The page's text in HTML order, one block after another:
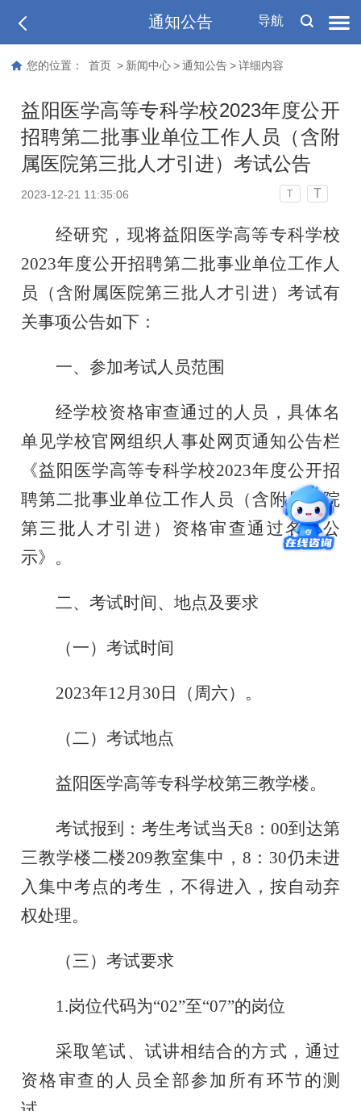
导航
通知公告
您的位置： 首页 > 新闻中心 > 通知公告 > 详细内容
益阳医学高等专科学校2023年度公开
招聘第二批事业单位工作人员（含附
属医院第三批人才引进）考试公告
2023-12-21 11:35:06 T T
经研究，现将益阳医学高等专科学校
2023年度公开招聘第二批事业单位工作人
员（含附属医院第三批人才引进）考试有
关事项公告如下 ：
一、参加考试人员范围
经学校资格审查通过的人员，具体名
单见学校官网组织人事处网页通知公告栏
《益阳医学高等专科学校2023年度公开招
聘第二批事业单位工作人员（含附属医院
第三批人才引进）资格审查通过名单公
示》。
二、考试时间、地点及要求
（一）考试时间
2023年12 月 30 日（周六）。
（二）考试地点
益阳医学高等专科学校第三教学楼。
考试报到：考生考试当天8 ：00到达第
三教学楼二楼209教室集中 ， 8 ： 30仍未进
入集中考 点的考生，不得进入，按 自动弃
权处理。
（三）考试要求
1.岗位代码为“02”至“07”的岗位
采取笔试、试讲相结合的方式，通过
资格审查的人员全部参加所有环节的测